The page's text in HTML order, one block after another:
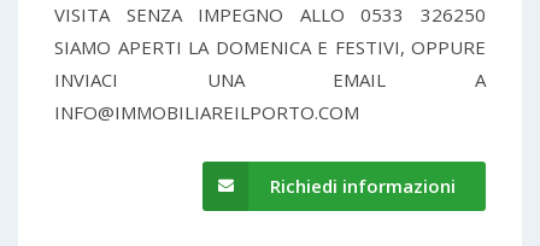
VISITA SENZA IMPEGNO ALLO 0533 326250
SIAMO APERTI LA DOMENICA E FESTIVI, OPPURE
INVIACI UNA EMAIL A
INFO@IMMOBILIAREILPORTO.COM
Richiedi informazioni